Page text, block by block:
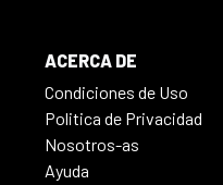
ACERCA DE
Condiciones de Uso
Politica de Privacidad
Nosotros-as
Ayuda